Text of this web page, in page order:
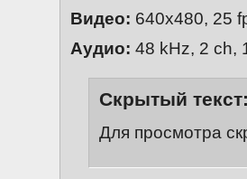
Видео: 640x480, 25
Аудио: 48 kHz, 2 ch,
Скрытый
Для просмотра